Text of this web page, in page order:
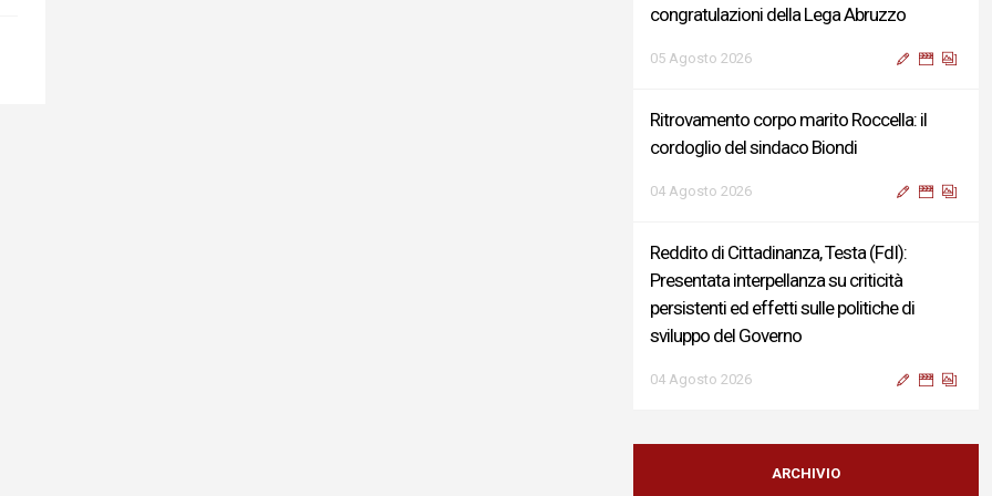
congratulazioni della Lega Abruzzo
05 Agosto 2026
Ritrovamento corpo marito Roccella: il
cordoglio del sindaco Biondi
04 Agosto 2026
Reddito di Cittadinanza, Testa (FdI):
Presentata interpellanza su criticità
persistenti ed effetti sulle politiche di
sviluppo del Governo
04 Agosto 2026
Sigismondi, Liris e Testa: “Profondo
cordoglio e vicinanza al Ministro Roccella e
ARCHIVIO